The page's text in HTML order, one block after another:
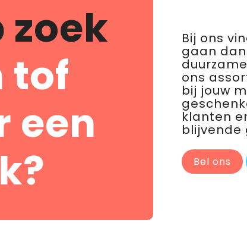
zoek
tof
een
Bij ons
gaan
ons
bij jouw
klanten
blijvende
Bel ons